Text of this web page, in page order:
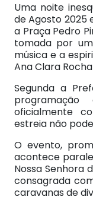
Uma noite
de Agosto 2025
a Praça Pedro
tomada por
música e a
Ana Clara
Segunda a
oficialmente
estreia não
O evento,
acontece
Nossa Senhora
consagrada
caravanas de